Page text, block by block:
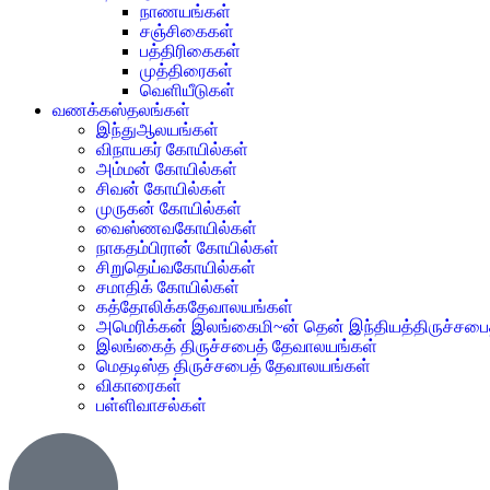
நாணயங்கள்
சஞ்சிகைகள்
பத்திரிகைகள்
முத்திரைகள்
வெளியீடுகள்
வணக்கஸ்தலங்கள்
இந்துஆலயங்கள்
விநாயகர் கோயில்கள்
அம்மன் கோயில்கள்
சிவன் கோயில்கள்
முருகன் கோயில்கள்
வைஸ்ணவகோயில்கள்
நாகதம்பிரான் கோயில்கள்
சிறுதெய்வகோயில்கள்
சமாதிக் கோயில்கள்
கத்தோலிக்கதேவாலயங்கள்
அமெரிக்கன் இலங்கைமி~ன் தென்
இலங்கைத் திருச்சபைத் தேவாலயங்கள்
மெதடிஸ்த திருச்சபைத் தேவாலயங்கள்
விகாரைகள்
பள்ளிவாசல்கள்